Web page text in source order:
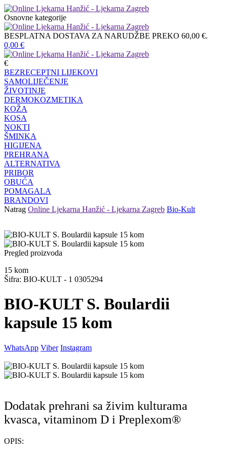
Osnovne kategorije
BESPLATNA DOSTAVA ZA NARUDŽBE PREKO 60,00 €.
0,00 €
€
BEZRECEPTNI LIJEKOVI
SAMOLIJEČENJE
ŽIVOTINJE
DERMOKOZMETIKA
KOŽA
KOSA
NOKTI
ŠMINKA
HIGIJENA
PREHRANA
ALTERNATIVA
PRIBOR
OBUĆA
POMAGALA
BRANDOVI
Natrag Online Ljekarna Hanžić - Ljekarna Zagreb Bio-Kult
Pregled proizvoda
15 kom
Šifra: BIO-KULT - 1 0305294
BIO-KULT S. Boulardii
kapsule 15 kom
WhatsApp Viber Instagram
Dodatak prehrani sa živim kulturama
kvasca, vitaminom D i Preplexom®
OPIS: